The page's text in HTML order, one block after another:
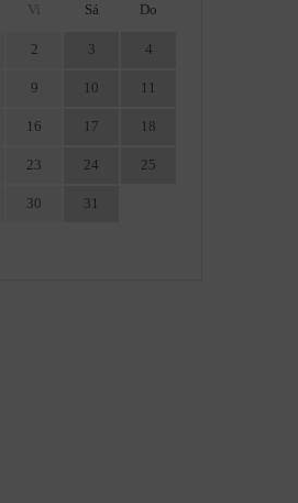
Vi Sá Do
2 3 4
9 10 11
16 17 18
23 24 25
30 31